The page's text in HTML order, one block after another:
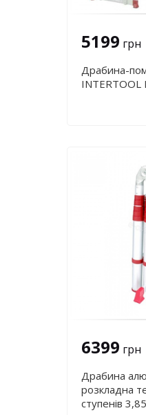
5199 грн
Драбина-
INTERTOOL
6399 грн
Драбина
розкладна
ступенів